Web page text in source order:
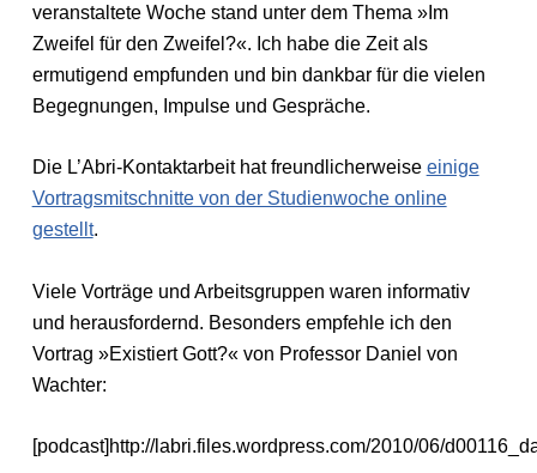
veranstaltete Woche stand unter dem Thema »Im
Zweifel für den Zweifel?«. Ich habe die Zeit als
ermutigend empfunden und bin dankbar für die vielen
Begegnungen, Impulse und Gespräche.
Die L’Abri-Kontaktarbeit hat freundlicherweise einige
Vortragsmitschnitte von der Studienwoche online
gestellt.
Viele Vorträge und Arbeitsgruppen waren informativ
und herausfordernd. Besonders empfehle ich den
Vortrag »Existiert Gott?« von Professor Daniel von
Wachter:
[podcast]http://labri.files.wordpress.com/2010/06/